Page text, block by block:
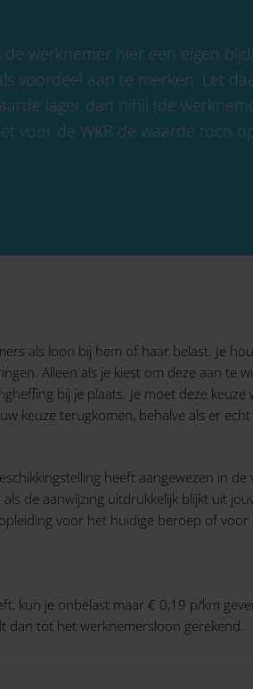
werknemer hier een eigen
voordeel aan te merken. Let
lager dan nihil (de
voor de WKR de waarde toch
als loon bij hem of haar belast. Je
Alleen als je kiest om deze aan te
bij je plaats. Je moet deze keuze
keuze terugkomen, behalve als er
heeft aangewezen in de
de aanwijzing uitdrukkelijk blijkt uit
voor het huidige beroep of
kun je onbelast maar € 0,19 p/km
dan tot het werknemersloon gerekend.